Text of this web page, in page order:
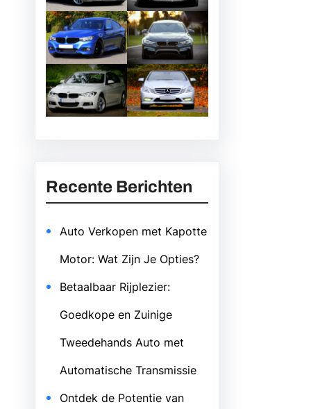
Recente Berichten
Auto Verkopen met Kapotte
Motor: Wat Zijn Je Opties?
Betaalbaar Rijplezier:
Goedkope en Zuinige
Tweedehands Auto met
Automatische Transmissie
Ontdek de Potentie van